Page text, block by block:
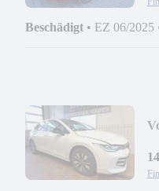
Beschädigt • EZ 06/2025